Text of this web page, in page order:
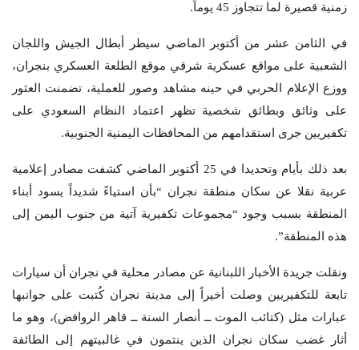
زمنية قصيرة لما تتجاوز 45 يوماً.
في الثامن عشر من أكتوبر الماضي سيطر أبطال الجيش واللجان
الشعبية على مواقع عسكرية شرقي موقع الطلعة العسكري بنجران،
ووزع الإعلام الحربي في حينه مشاهد وصور للعملية، تضمنت العثور
على وثائق وبطائق شخصية تظهر اعتماد النظام السعودي على
تكفيريين جرى استقدامهم من المحافظات اليمنية الجنوبية.
بعد ذلك بأيام وتحديدا في 25 أكتوبر الماضي كشفت مصادر إعلامية
عربية نقلا عن سكان منطقة نجران “بأن استياءً شديداً يسود أبناء
المنطقة بسبب وجود “مجموعات تكفيرية آتية من جنوب اليمن إلى
هذه المنطقة”.
ونقلت جريدة الأخبار اللبنانية عن مصادر محلية في نجران أن سيارات
تابعة للتكفيريين وصلت أخيراً إلى مدينة نجران كُتبت على جوانبها
عبارات مثل (كتائب الموت ــ أنصار السنة ــ قاهر الروافض)، وهو ما
أثار غضب سكان نجران الذين ينتمون في غالبيتهم إلى الطائفة